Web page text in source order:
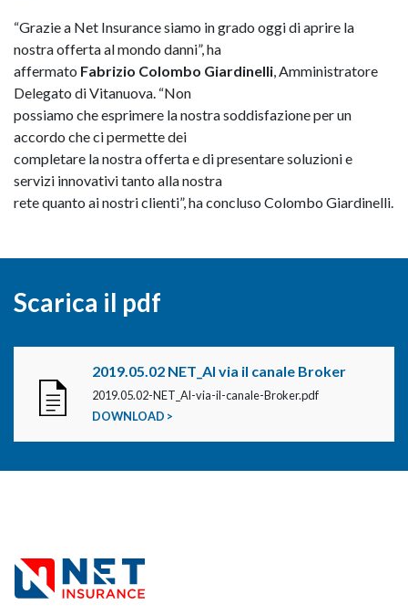
“Grazie a Net Insurance siamo in grado oggi di aprire la
nostra offerta al mondo danni”, ha
affermato Fabrizio Colombo Giardinelli, Amministratore
Delegato di Vitanuova. “Non
possiamo che esprimere la nostra soddisfazione per un
accordo che ci permette dei
completare la nostra offerta e di presentare soluzioni e
servizi innovativi tanto alla nostra
rete quanto ai nostri clienti”, ha concluso Colombo Giardinelli.
Scarica il pdf
2019.05.02 NET_Al via il canale Broker
2019.05.02-NET_Al-via-il-canale-Broker.pdf
DOWNLOAD >